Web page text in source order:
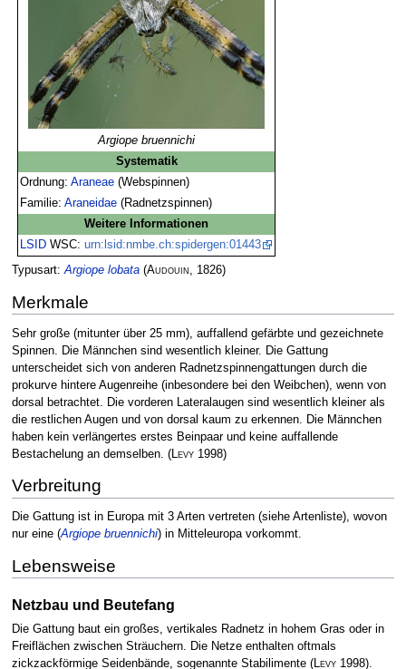
Argiope bruennichi
Systematik
Ordnung:Araneae (Webspinnen)
Familie:Araneidae (Radnetzspinnen)
Weitere Informationen
LSID WSC:urn:lsid:nmbe.ch:spidergen:01443
Typusart:Argiope lobata(Audouin, 1826)
Merkmale
Sehr große (mitunter über 25 mm), auffallend gefärbte und gezeichnete
Spinnen. Die Männchen sind wesentlich kleiner. Die Gattung
unterscheidet sich von anderen Radnetzspinnengattungen durch die
prokurve hintere Augenreihe (inbesondere bei den Weibchen), wenn von
dorsal betrachtet. Die vorderen Lateralaugen sind wesentlich kleiner als
die restlichen Augen und von dorsal kaum zu erkennen. Die Männchen
haben kein verlängertes erstes Beinpaar und keine auffallende
Bestachelung an demselben. (Levy1998)
Verbreitung
Die Gattung ist in Europa mit 3 Arten vertreten (siehe Artenliste), wovon
nur eine (Argiope bruennichi) in Mitteleuropa vorkommt.
Lebensweise
Netzbau und Beutefang
Die Gattung baut ein großes, vertikales Radnetz in hohem Gras oder in
Freiflächen zwischen Sträuchern. Die Netze enthalten oftmals
zickzackförmige Seidenbände, sogenannte Stabilimente (Levy1998).